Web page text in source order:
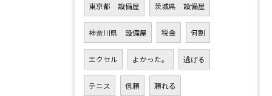
東京都 設備屋 茨城県 設備屋
神奈川県 設備屋 税金 何割
エクセル よかった。 逃げる
テニス 信頼 頼れる